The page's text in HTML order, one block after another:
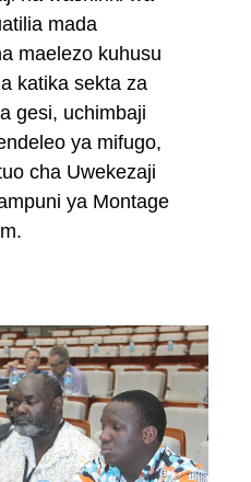
mada
maelezo kuhusu
katika sekta za
gesi, uchimbaji
ya mifugo,
cha Uwekezaji
ya Montage